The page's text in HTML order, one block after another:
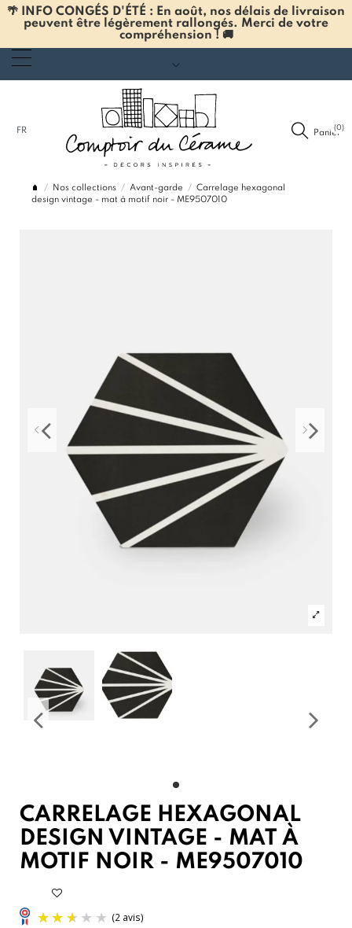
🌴 INFO CONGÉS D'ÉTÉ : En août, nos délais de livraison
peuvent être légèrement rallongés. Merci de votre
compréhension ! 🚚
FR Panier
(0)
Nos collections Avant-garde
Carrelage hexagonal
design vintage - mat à motif noir - ME9507010
CARRELAGE HEXAGONAL
DESIGN VINTAGE - MAT À
MOTIF NOIR - ME9507010